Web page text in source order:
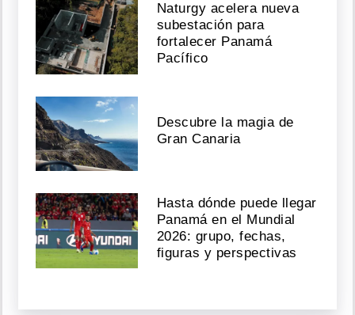
Naturgy acelera nueva
subestación para
fortalecer Panamá
Pacífico
Descubre la magia de
Gran Canaria
Hasta dónde puede llegar
Panamá en el Mundial
2026: grupo, fechas,
figuras y perspectivas